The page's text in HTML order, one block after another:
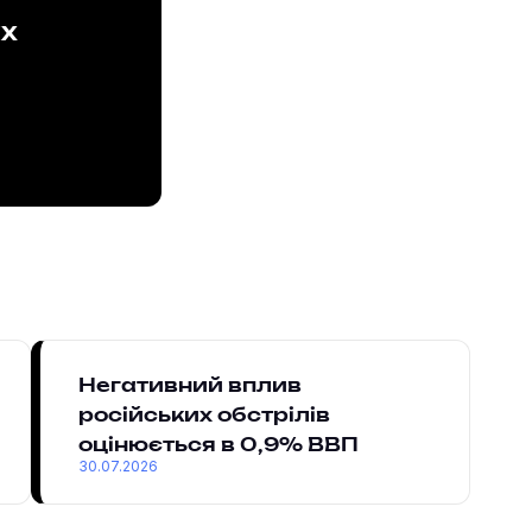
Негативний вплив
російських обстрілів
оцінюється в 0,9% ВВП
30.07.2026